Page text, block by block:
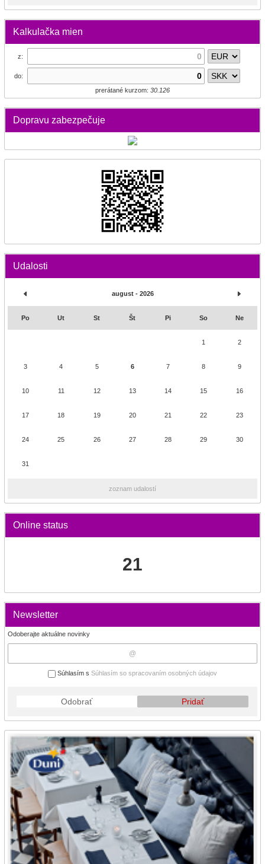
Kalkulačka mien
z:
do:
prerátané kurzom: 30.126
Dopravu zabezpečuje
Udalosti
august - 2026
Po Ut St Št Pi So Ne
1 2
3 4 5 6 7 8 9
10 11 12 13 14 15 16
17 18 19 20 21 22 23
24 25 26 27 28 29 30
31
zoznam udalostí
Online status
21
Newsletter
Odoberajte aktuálne novinky
Súhlasím s Súhlasím so spracovaním osobných údajov
Odobrať Pridať